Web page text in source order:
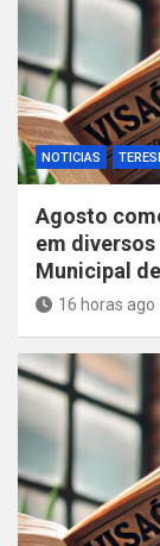
NOTICIAS
Agosto
em
Municipal
16 horas ago